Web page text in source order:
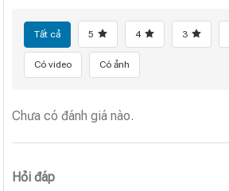
Tất cả 5 4 3
Có video Có ảnh
Chưa có đánh giá nào.
Hỏi đáp